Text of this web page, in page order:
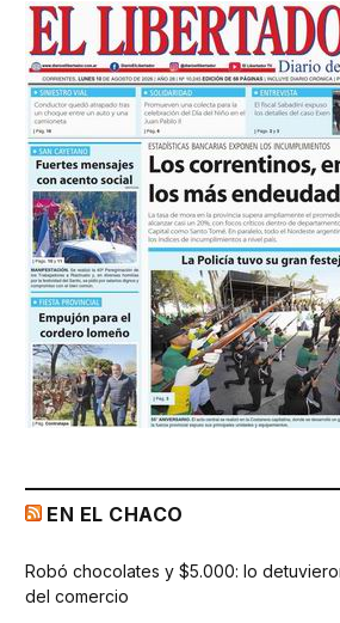
EN EL CHACO
Robó chocolates y $5.000: lo
del comercio